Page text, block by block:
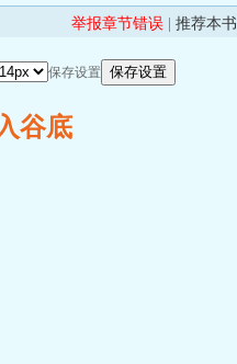
举报章节错误 推荐本书
保存设置
谷底